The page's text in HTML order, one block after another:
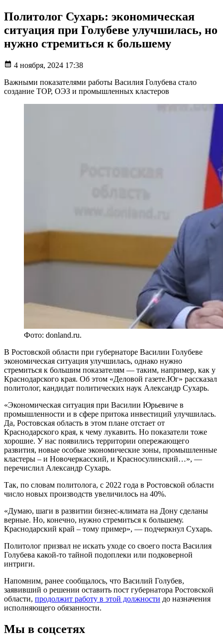
Политолог Сухарь: экономическая
ситуация при Голубеве улучшилась, но
нужно стремиться к большему
4 ноября, 2024 17:38
Важными показателями работы Василия Голубева стало
создание ТОР, ОЭЗ и промышленных кластеров
Фото: donland.ru.
В Ростовской области при губернаторе Василии Голубеве
экономическая ситуация улучшилась, однако нужно
стремиться к большим показателям — таким, например, как у
Краснодарского края. Об этом «Деловой газете.Юг» рассказал
политолог, кандидат политических наук Александр Сухарь.
«Экономическая ситуация при Василии Юрьевиче в
промышленности и в сфере притока инвестиций улучшилась.
Да, Ростовская область в этом плане отстает от
Краснодарского края, к чему лукавить. Но показатели тоже
хорошие. У нас появились территории опережающего
развития, новые особые экономические зоны, промышленные
кластеры – и Новочеркасский, и Красносулинский…», —
перечислил Александр Сухарь.
Так, по словам политолога, с 2022 года в Ростовской области
число новых производств увеличилось на 40%.
«Думаю, шаги в развитии бизнес-климата на Дону сделаны
верные. Но, конечно, нужно стремиться к большему.
Краснодарский край – тому пример», — подчеркнул Сухарь.
Политолог призвал не искать уходе со своего поста Василия
Голубева какой-то тайной подоплеки или подковерной
интриги.
Напомним, ранее сообщалось, что Василий Голубев,
заявивший о решении оставить пост губернатора Ростовской
области, продолжит работу в этой должности до назначения
исполняющего обязанности.
Мы в соцсетях